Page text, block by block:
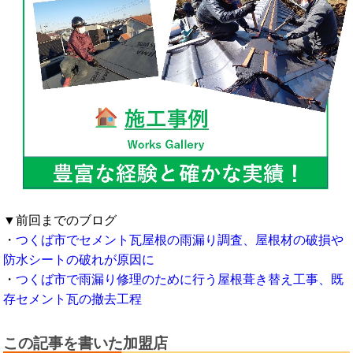
▼前回までのブログ
・つくば市でセメント瓦屋根の雨漏り調査、屋根材の破損や
防水シートの破れが原因に
・つくば市で雨漏り修理のために行う屋根葺き替え工事、既
存セメント瓦の撤去工程
この記事を書いた加盟店